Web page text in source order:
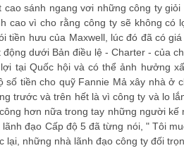
sánh ngang vơi những công ty
cao vì cho rằng công ty sẽ không
tiền hưu của Maxwell, lúc đó đã có
dưới Bản điều lệ - Charter - của
tại Quốc hội và có thể ảnh hưởng
tiền cho quỹ Fannie Mả xây nhà
trước và trên hết là vì công ty và lo
hơn nữa trong tay những người
đạo Cấp độ 5 đã từng nói, " Tôi
những nhà lãnh đạo công ty đối